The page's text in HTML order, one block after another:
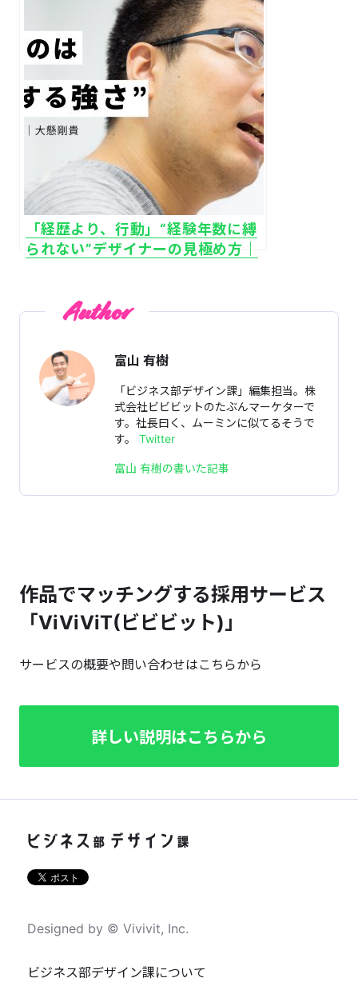
「経歴より、行動」“経験年数に縛
られない”デザイナーの見極め方｜
Author
富山 有樹
「ビジネス部デザイン課」編集担当。株
式会社ビビビットのたぶんマーケターで
す。社長曰く、ムーミンに似てるそうで
す。 Twitter
富山 有樹の書いた記事
作品でマッチングする採用サービス
「ViViViT(ビビビット)」
サービスの概要や問い合わせはこちらから
詳しい説明はこちらから
Designed by © Vivivit, Inc.
ビジネス部デザイン課について